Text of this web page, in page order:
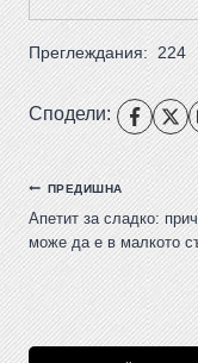
Преглеждания: 224
Сподели:
ПРЕДИШНА
Апетит за сладко:
може да е в малкото